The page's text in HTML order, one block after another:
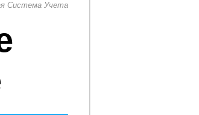
Система Учета